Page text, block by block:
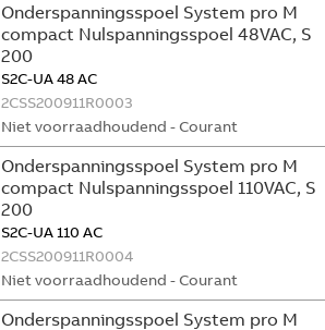
Onderspanningsspoel System pro M
compact Nulspanningsspoel 48VAC, S
200
S2C-UA 48 AC
2CSS200911R0003
Niet voorraadhoudend - Courant
Onderspanningsspoel System pro M
compact Nulspanningsspoel 110VAC, S
200
S2C-UA 110 AC
2CSS200911R0004
Niet voorraadhoudend - Courant
Onderspanningsspoel System pro M